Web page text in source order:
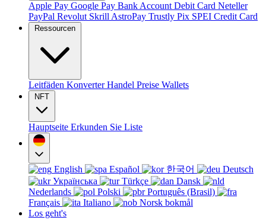
Apple Pay Google Pay Bank Account Debit Card Neteller
PayPal Revolut Skrill AstroPay Trustly Pix SPEI Credit Card
Ressourcen
Leitfäden KonverterHandel Preise Wallets
NFT
Hauptseite Erkunden Sie Liste
English Español 한국어
Deutsch
Українська
Türkçe
Dansk
Nederlands
Polski
Português (Brasil)
Français
Italiano
Norsk bokmål
Los geht's